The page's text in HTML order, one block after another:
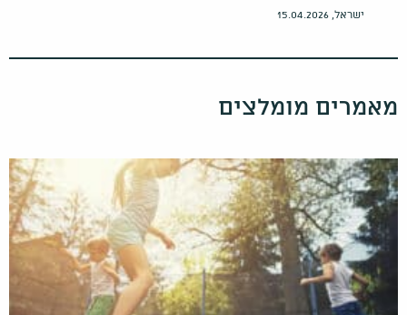
ישראל, 15.04.2026
מאמרים מומלצים